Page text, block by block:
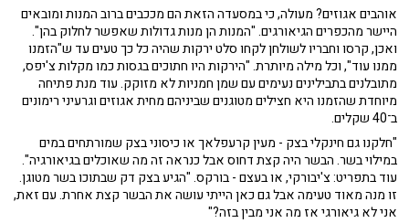
אוהבים אגוזים? מעולה, כי במסעדה הזאת הם מככבים ברוב המנות ומובאים
היישר מהכפרים הגיאורגים. "המנות הן מנות גדולות שאפשר לחלוק בהן".
ואכן, קרסו וחבריו לשולחן לקחו סלט ירקות שהיה כל כך טעים עד ש"הזמנו
ממנו עוד", וכל מילה מיותרת. "הירקות היו חתוכים בגסות כמו מקלות צ'יפס,
מתובלנים בתבילינים נעימים עם שמן חמניות לא מזוקק. עוד מנת פתיחה
מיוחדת שהזמנו היא חצילים מטוגנים שביניהם מחית אגוזים וגרעיני רימונים
ב־40 שקלים.
"חלקנו גם חינקלי בצק - מעין קרעפלאך או כיסוני בצק שמורתחים במים
במילוי בשר. הבשר היה קצת דחוס אבל כנראה זה מה שאוכלים בגיאורגיה".
עוד בתפריט: צ'יבורקי, או בעצם - בורקס. "הגיע בצק דק שבתוכו בשר מטוגן.
זו מנה מאוד טעימה אבל גם כאן הייתי עושה את הבשר קצת אחרת. עם זאת,
אני לא גיאורגי אז מה אני מבין בזה?"